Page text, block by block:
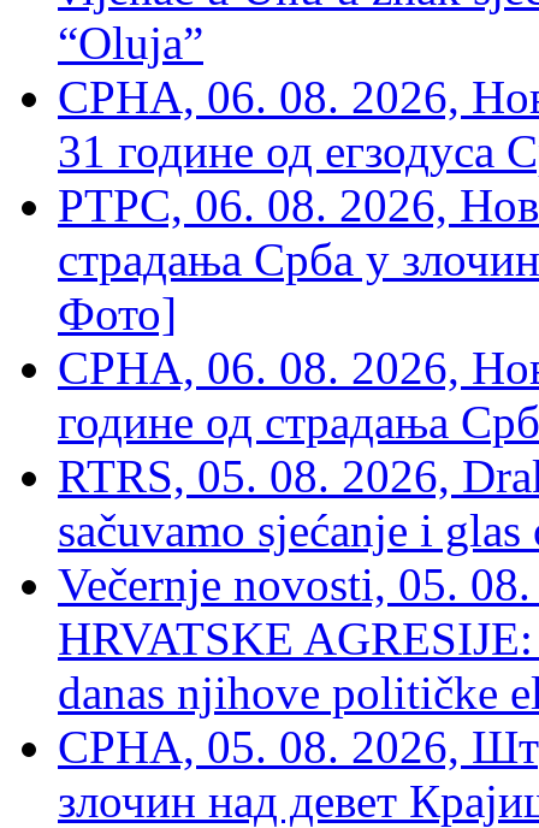
“Oluja”
СРНА, 06. 08. 2026,
31 године од егзодуса
РТРС, 06. 08. 2026,
страдања Срба у
Фото]
СРНА, 06. 08. 2026,
године од страдања
RTRS, 05. 08. 2026,
sačuvamo sjećanje i
Večernje novosti, 05.
HRVATSKE
danas njihove političke
СРНА, 05. 08. 2026,
злочин над девет